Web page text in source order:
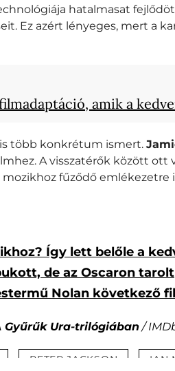
hatalmasat
Ez azért lényeges, mert a
amik a
több konkrétum ismert.
A visszatérők között ott
fűződő emlékezetre
Így lett belőle a
de az Oscaron tarolt
Nolan következő
Gyűrűk Ura-trilógiában /
PETER JACKSON IAN